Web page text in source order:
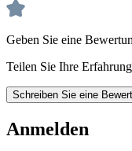
Geben Sie eine
Teilen Sie Ihre
Schreiben Sie eine
Anmelden